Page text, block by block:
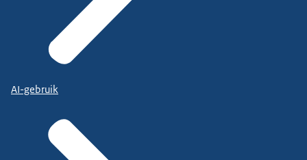
AI-gebruik